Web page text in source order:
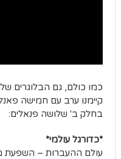
כמו כולם, גם הבלוגרים
קיימנו ערב עם חמישה
בחלק ב' שלושה פנאלים:
*כדורגל עולמי*
עולם ההעברות – השפעת